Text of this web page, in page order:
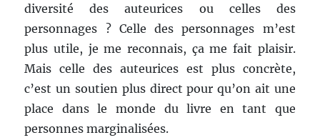
diversité des auteurices ou celles des
personnages ? Celle des personnages m’est
plus utile, je me reconnais, ça me fait plaisir.
Mais celle des auteurices est plus concrète,
c’est un soutien plus direct pour qu’on ait une
place dans le monde du livre en tant que
personnes marginalisées.